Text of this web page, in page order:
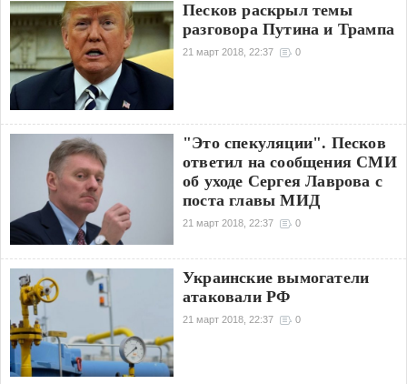
Песков раскрыл темы
разговора Путина и Трампа
21 март 2018, 22:37 0
"Это спекуляции". Песков
ответил на сообщения СМИ
об уходе Сергея Лаврова с
поста главы МИД
21 март 2018, 22:37 0
Украинские вымогатели
атаковали РФ
21 март 2018, 22:37 0